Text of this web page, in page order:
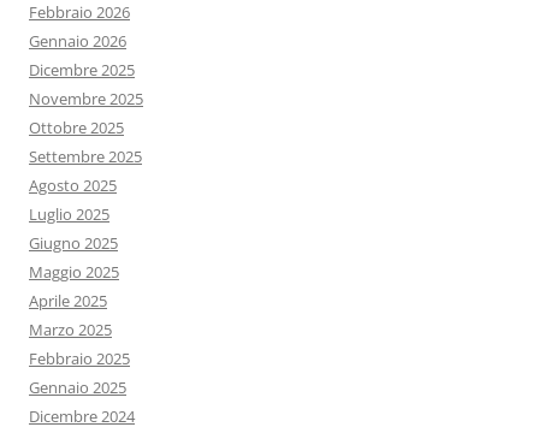
Febbraio 2026
Gennaio 2026
Dicembre 2025
Novembre 2025
Ottobre 2025
Settembre 2025
Agosto 2025
Luglio 2025
Giugno 2025
Maggio 2025
Aprile 2025
Marzo 2025
Febbraio 2025
Gennaio 2025
Dicembre 2024